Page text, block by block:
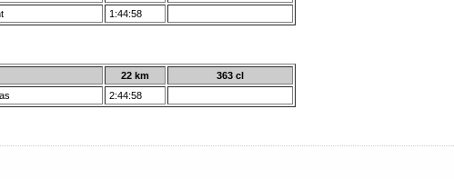
1:44:58
22 km
363 cl
2:44:58